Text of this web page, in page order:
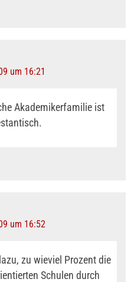
um 16:21
Akademikerfamilie ist
um 16:52
zu wieviel Prozent die
Schulen durch